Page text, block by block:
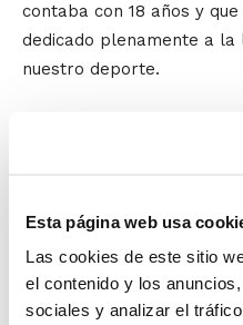
Esta página web usa
Las cookies de este sitio
el contenido y los
sociales y analizar el
contaba con 18 años y
dedicado plenamente a
nuestro deporte.
Manolo Viciano quiso dar
trofeo de equipo, yo
. Y
adelante haciendo el